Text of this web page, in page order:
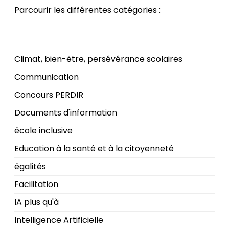
Parcourir les différentes catégories :
Climat, bien-être, persévérance scolaires
Communication
Concours PERDIR
Documents d'information
école inclusive
Education à la santé et à la citoyenneté
égalités
Facilitation
IA plus qu'à
Intelligence Artificielle